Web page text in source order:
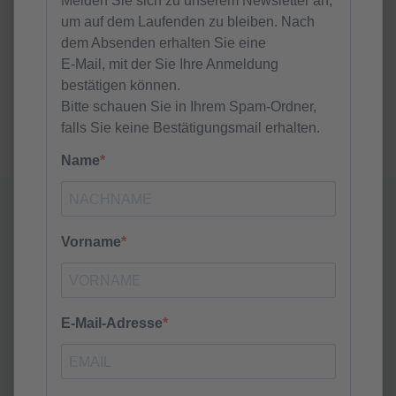
besten Ideen aus der Zusammenarbeit und dem
Seien Sie Teil unserer lebendigen Gemeinschaft und
erleben Sie, wie wir gemeinsam an einer
erfolgreichen Zukunft arbeiten!
Technologiepark